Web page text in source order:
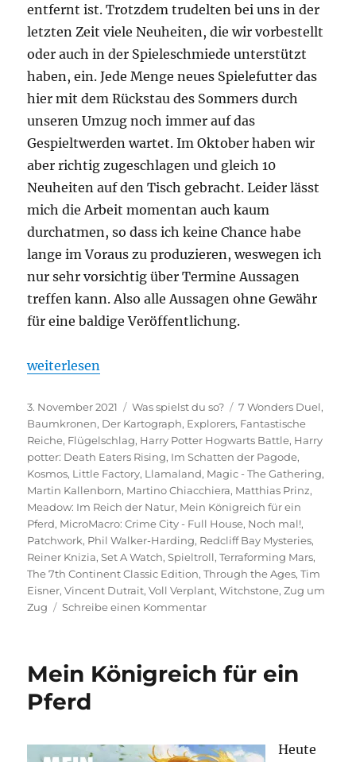
entfernt ist. Trotzdem trudelten bei uns in der
letzten Zeit viele Neuheiten, die wir vorbestellt
oder auch in der Spieleschmiede unterstützt
haben, ein. Jede Menge neues Spielefutter das
hier mit dem Rückstau des Sommers durch
unseren Umzug noch immer auf das
Gespieltwerden wartet. Im Oktober haben wir
aber richtig zugeschlagen und gleich 10
Neuheiten auf den Tisch gebracht. Leider lässt
mich die Arbeit momentan auch kaum
durchatmen, so dass ich keine Chance habe
lange im Voraus zu produzieren, weswegen ich
nur sehr vorsichtig über Termine Aussagen
treffen kann. Also alle Aussagen ohne Gewähr
für eine baldige Veröffentlichung.
„Was spielst du so? – Oktober 2021“
weiterlesen
Veröffentlicht
am
3. November 2021 Kategorien
Was spielst du so? Schlagwörter
7 Wonders Duel,
Baumkronen, Der Kartograph, Explorers, Fantastische
Reiche, Flügelschlag, Harry Potter Hogwarts Battle, Harry
potter: Death Eaters Rising, Im Schatten der Pagode,
Kosmos, Little Factory, Llamaland, Magic - The Gathering,
Martin Kallenborn, Martino Chiacchiera, Matthias Prinz,
Meadow: Im Reich der Natur, Mein Königreich für ein
Pferd, MicroMacro: Crime City - Full House, Noch mal!,
Patchwork, Phil Walker-Harding, Redcliff Bay Mysteries,
Reiner Knizia,Set A Watch,Spieltroll,Terraforming Mars,
The 7th Continent Classic Edition,Through the Ages,Tim
Eisner,Vincent Dutrait,Voll Verplant,Witchstone,Zug um
Zug
Schreibe einen Kommentarzu
so?
Mein Königreich für ein
Pferd
Heute